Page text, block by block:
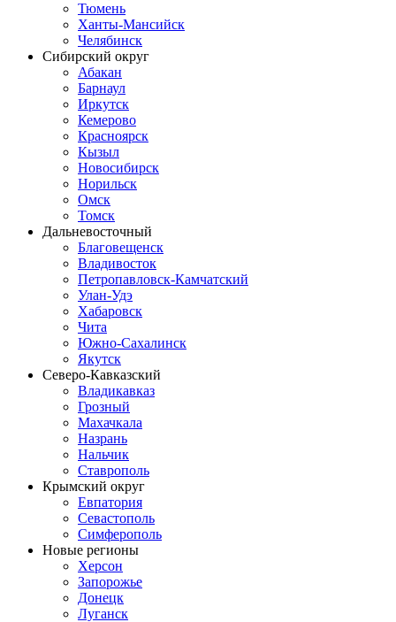
Тюмень
Ханты-Мансийск
Челябинск
Сибирский округ
Абакан
Барнаул
Иркутск
Кемерово
Красноярск
Кызыл
Новосибирск
Норильск
Омск
Томск
Дальневосточный
Благовещенск
Владивосток
Петропавловск-Камчатский
Улан-Удэ
Хабаровск
Чита
Южно-Сахалинск
Якутск
Северо-Кавказский
Владикавказ
Грозный
Махачкала
Назрань
Нальчик
Ставрополь
Крымский округ
Евпатория
Севастополь
Симферополь
Новые регионы
Херсон
Запорожье
Донецк
Луганск